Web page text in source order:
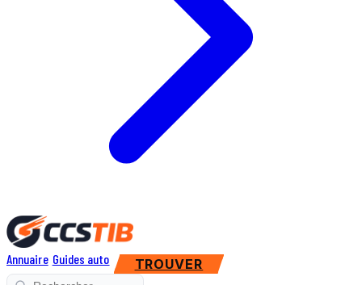
Annuaire Guides auto TROUVER